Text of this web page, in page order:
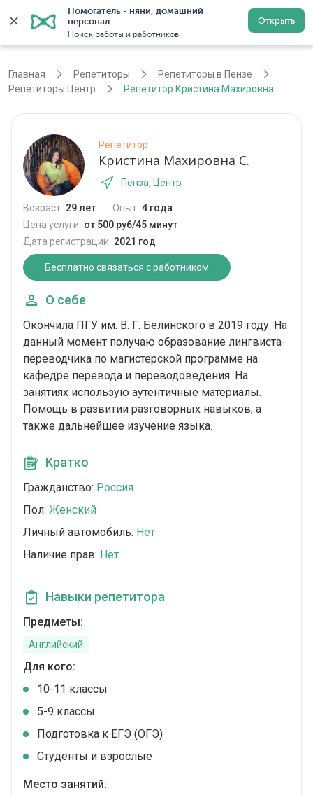
Помогатель - няни, домашний
персонал
Поиск работы и работников
Открыть
Регистрация
Главная Репетиторы
Репетиторы в Пензе
Репетиторы Центр
Репетитор Кристина Махировна
Репетитор
Кристина Махировна С.
Пенза, Центр
Возраст: 29 лет Опыт: 4 года
Цена услуги: от 500 руб/45 минут
Дата регистрации: 2021 год
Бесплатно связаться с работником
О себе
Окончила ПГУ им. В. Г. Белинского в 2019 году. На
данный момент получаю образование лингвиста-
переводчика по магистерской программе на
кафедре перевода и переводоведения. На
занятиях использую аутентичные материалы.
Помощь в развитии разговорных навыков, а
также дальнейшее изучение языка.
Кратко
Гражданство: Россия
Пол: Женский
Личный автомобиль: Нет
Наличие прав: Нет
Навыки репетитора
Предметы:
Английский
Для кого:
10-11 классы
5-9 классы
Подготовка к ЕГЭ (ОГЭ)
Студенты и взрослые
Место занятий: